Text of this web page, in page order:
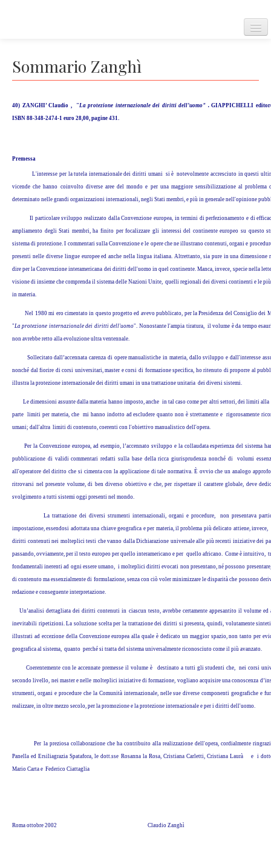
Home
Convenzione Europea
Corte Europea dei diritti dell'uomo
Carta dei diritti fondamentali dell'Unione Europea
Info
Sommario Zanghì
40) ZANGHI’ Claudio , "La protezione internazionale dei diritti dell’uomo" .GIAPPICHELLI
ISBN 88-348-2474-1 euro 28,00, pagine 431.
Premessa
L'interesse per la tutela internazionale dei diritti umani si è notevolmente accresciuto in questi
vicende che hanno coinvolto diverse aree del mondo e per una maggiore sensibilizzazione al problema
determinato nelle grandi organizzazioni internazionali, negli Stati membri, e più in generale nell'opinione
Il particolare sviluppo realizzato dalla Convenzione europea, in termini di perfezionamento e di
ampliamento degli Stati membri, ha finito per focalizzare gli interessi del continente europeo su questo
sistema di protezione. I commentari sulla Convenzione e le opere che ne illustrano contenuti, organi e
presenti nelle diverse lingue europee ed anche nella lingua italiana. Altrettanto, sia pure in una dimensione
dire per la Convenzione interamericana dei diritti dell'uomo in quel continente. Manca, invece, specie nella
visione di insieme che comprenda il sistema delle Nazioni Unite, quelli regionali dei diversi continenti e le
in materia.
Nel 1980 mi ero cimentato in questo progetto ed avevo pubblicato, per la Presidenza del Consiglio
"La protezione internazionale dei diritti dell'uomo". Nonostante l'ampia tiratura, il volume è da tempo
non avrebbe retto alla evoluzione ultra ventennale.
Sollecitato dall’accennata carenza di opere manualistiche in materia, dallo sviluppo e dall'interesse
nonché dal fiorire di corsi universitari, master e corsi di formazione specifica, ho ritenuto di proporre al
illustra la protezione internazionale dei diritti umani in una trattazione unitaria dei diversi sistemi.
Le dimensioni assunte dalla materia hanno imposto, anche in tal caso come per altri settori, dei limiti alla
parte limiti per materia, che mi hanno indotto ad escludere quanto non è strettamente e rigorosamente
umani; dall'altra limiti di contenuto, coerenti con l'obiettivo manualistico dell'opera.
Per la Convenzione europea, ad esempio, l’accennato sviluppo e la collaudata esperienza del sistema
pubblicazione di validi commentari redatti sulla base della ricca giurisprudenza nonché di volumi
all'operatore del diritto che si cimenta con la applicazione di tale normativa. È ovvio che un analogo
ritrovarsi nel presente volume, di ben diverso obiettivo e che, per rispettare il carattere globale, deve
svolgimento a tutti sistemi oggi presenti nel mondo.
La trattazione dei diversi strumenti internazionali, organi e procedure, non presentava
impostazione, essendosi adottata una chiave geografica e per materia, il problema più delicato attiene,
diritti contenuti nei molteplici testi che vanno dalla Dichiarazione universale alle più recenti iniziative dei
passando, ovviamente, per il testo europeo per quello interamericano e per quello africano. Come è
fondamentali inerenti ad ogni essere umano, i molteplici diritti evocati non presentano, né possono
di contenuto ma essenzialmente di formulazione, senza con ciò voler minimizzare le disparità che possono
redazione e conseguente interpretazione.
Un’analisi dettagliata dei diritti contenuti in ciascun testo, avrebbe certamente appesantito il volume ed
inevitabili ripetizioni. La soluzione scelta per la trattazione dei diritti si presenta, quindi, volutamente
illustrati ad eccezione della Convenzione europea alla quale è dedicato un maggior spazio, non tanto per
geografica al sistema, quanto perché si tratta del sistema universalmente riconosciuto come il più avanzato.
Coerentemente con le accennate premesse il volume è destinato a tutti gli studenti che, nei corsi
secondo livello, nei master e nelle molteplici iniziative di formazione, vogliano acquisire una conoscenza
strumenti, organi e procedure che la Comunità internazionale, nelle sue diverse componenti geografiche e
realizzare, in oltre mezzo secolo, per la promozione e la protezione internazionale e per i diritti dell'uomo.
Per la preziosa collaborazione che ha contribuito alla realizzazione dell'opera, cordialmente
Panella ed Ersiliagrazia Spatafora, le dott.sse Rosanna la Rosa, Cristiana Carletti, Cristiana Laurà e i
Mario Carta e Federico Ciattaglia
Roma ottobre 2002 Claudio Zanghì